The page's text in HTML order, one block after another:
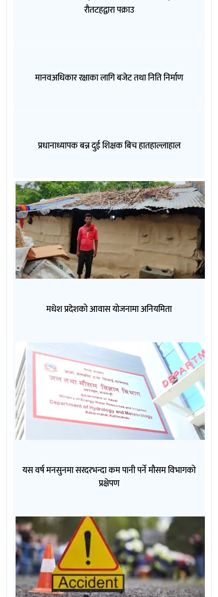
राैतटहद्वारा पक्राउ
मानवअधिकार रक्षाका लागि बजेट तथा निति निर्माण
प्रधानाध्यापक बन्न दुई शिक्षक बिच हातहाल्लाहाल
मधेश प्रदेशको आवास योजनामा अनियमिता
यस वर्ष मनसुनमा सरदरभन्दा कम पानी पर्ने मौसम विभागको
प्रक्षेपण